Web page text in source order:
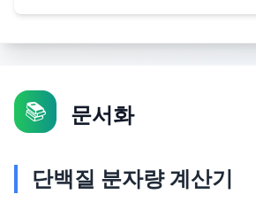
📚 문서화
단백질 분자량 계산기